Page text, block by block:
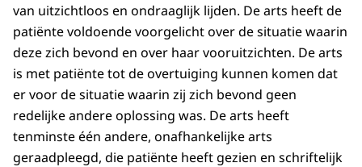
van uitzichtloos en ondraaglijk lijden. De arts heeft de
patiënte voldoende voorgelicht over de situatie waarin
deze zich bevond en over haar vooruitzichten. De arts
is met patiënte tot de overtuiging kunnen komen dat
er voor de situatie waarin zij zich bevond geen
redelijke andere oplossing was. De arts heeft
tenminste één andere, onafhankelijke arts
geraadpleegd, die patiënte heeft gezien en schriftelijk